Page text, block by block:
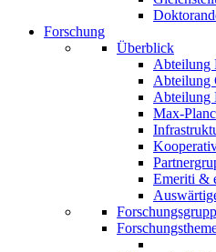
Forschung
Überblick
Abteilung
Abteilung
Abteilung
Max-
Emeriti &